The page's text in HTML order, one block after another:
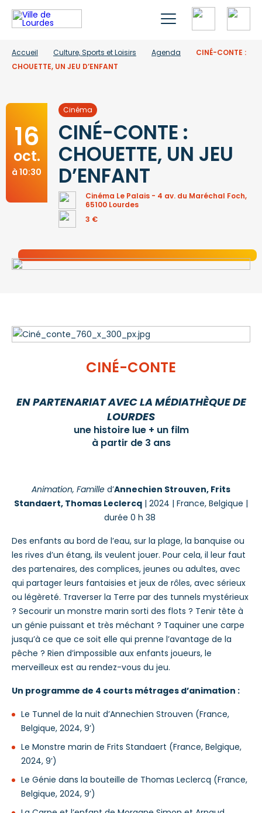
Accueil Culture, Sports et Loisirs Agenda
CINÉ-CONTE :
CHOUETTE, UN JEU D’ENFANT
16
oct.
à 10:30
Cinéma
CINÉ-CONTE :
CHOUETTE, UN JEU
D’ENFANT
Cinéma Le Palais - 4 av. du Maréchal Foch,
65100 Lourdes
3 €
CINÉ-CONTE
EN PARTENARIAT AVEC LA MÉDIATHÈQUE DE
LOURDES
une histoire lue + un film
à partir de 3 ans
Animation, Famille d’Annechien Strouven, Frits
Standaert, Thomas Leclercq | 2024 | France, Belgique |
durée 0 h 38
Des enfants au bord de l’eau, sur la plage, la banquise ou
les rives d’un étang, ils veulent jouer. Pour cela, il leur faut
des partenaires, des complices, jeunes ou adultes, avec
qui partager leurs fantaisies et jeux de rôles, avec sérieux
ou légèreté. Traverser la Terre par des tunnels mystérieux
? Secourir un monstre marin sorti des flots ? Tenir tête à
un génie puissant et très méchant ? Taquiner une carpe
jusqu’à ce que ce soit elle qui prenne l’avantage de la
pêche ? Rien d’impossible aux enfants joueurs, le
merveilleux est au rendez-vous du jeu.
Un programme de 4 courts métrages d’animation :
Le Tunnel de la nuit d’Annechien Strouven (France,
Belgique, 2024, 9’)
Le Monstre marin de Frits Standaert (France, Belgique,
2024, 9’)
Le Génie dans la bouteille de Thomas Leclercq (France,
Belgique, 2024, 9’)